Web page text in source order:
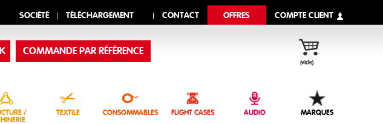
SOCIÉTÉ TÉLÉCHARGEMENT CONTACT OFFRES COMPTE CLIENT
(vide)
COMMANDE PAR RÉFÉRENCE
/
TEXTILE CONSOMMABLES FLIGHT CASES AUDIO MARQUES